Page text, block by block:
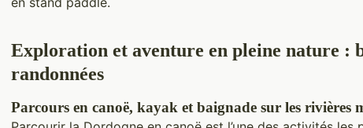
Exploration et aventure en pleine nature :
randonnées
Parcours en canoë, kayak et baignade sur les rivières